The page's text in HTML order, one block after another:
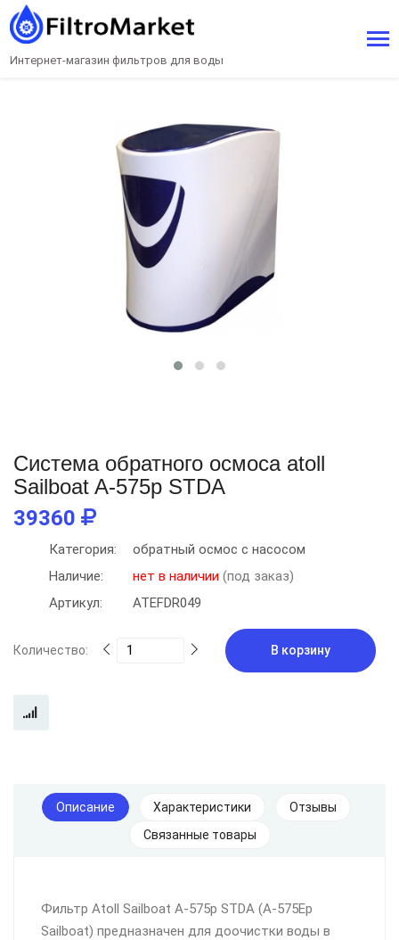
Интернет-магазин фильтров для воды
Система обратного осмоса atoll
Sailboat A-575p STDA
39360
Категория:
обратный осмос с насосом
Наличие:
нет в наличии (под заказ)
Артикул:
ATEFDR049
Количество: В корзину
Описание Характеристики
Отзывы
Связанные товары
Фильтр Atoll Sailboat A-575p STDA (A-575Ep
Sailboat) предназначен для доочистки воды в